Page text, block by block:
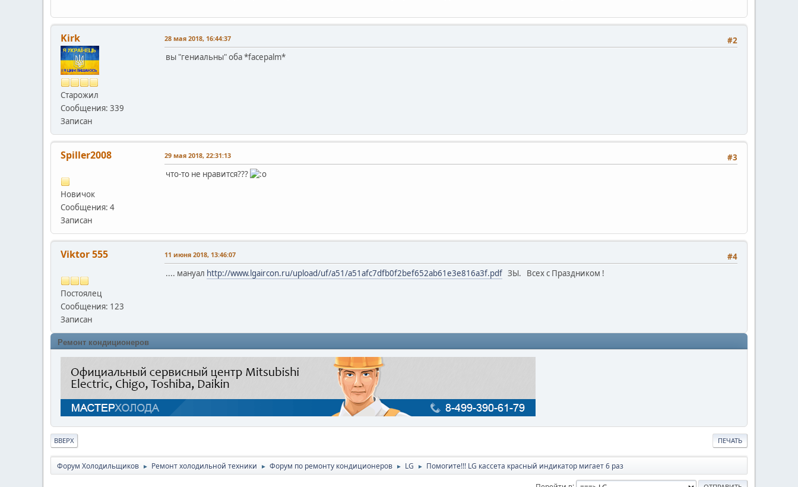
Kirk
Старожил
Сообщения: 339
Записан
#2
28 мая 2018, 16:44:37
вы "гениальны" оба *facepalm*
Spiller2008
Новичок
Сообщения: 4
Записан
#3
29 мая 2018, 22:31:13
что-то не нравится???
Viktor 555
Постоялец
Сообщения: 123
Записан
#4
11 июня 2018, 13:46:07
.... мануал http://www.lgaircon.ru/upload/uf/a51/a51afc7dfb0f2bef652ab61e3e816a3f.pdf ЗЫ. Всех с Праздником !
Ремонт кондиционеров
ПЕЧАТЬ
ВВЕРХ
Форум Холодильщиков ► Ремонт холодильной техники ► Форум по ремонту кондиционеров ► LG ► Помогите!!! LG кассета красный индикатор мигает 6 раз